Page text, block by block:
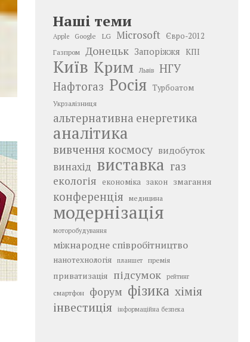
Наші теми
Apple Google LG Microsoft Євро-2012
Газпром Донецьк Запоріжжя КПІ
Київ Крим Львів
НГУ
Нафтогаз Росія Турбоатом
Укрзалізниця
альтернативна енергетика
аналітика
вивчення космосу видобуток
винахід виставка газ
екологія економіка закон змагання
конференція медицина
модернізація
моторобудування
міжнародне співробітництво
нанотехнологія планшет премія
приватизація підсумок рейтинг
смартфон форум фізика хімія
інвестиція інформаційна безпека